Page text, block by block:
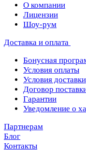
О компании
Лицензии
Шоу-рум
Доставка и оплата
Бонусная
Условия оплаты
Условия доставки
Договор
Гарантии
Уведомление о
Партнерам
Блог
Контакты